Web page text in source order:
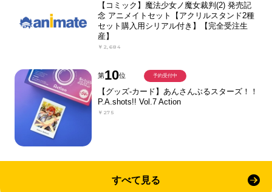
【コミック】魔法少女ノ魔女裁判(2) 発売記
念 アニメイトセット【アクリルスタンド2種
セット購入用シリアル付き】【完全受注生
産】
￥2,684
第10位
【グッズ-カード】あんさんぶるスターズ！！
P.A.shots!! Vol.7 Action
￥275
予約受付中
すべて見る